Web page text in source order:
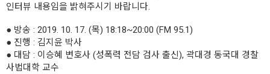
인터뷰 내용임을 밝혀주시기 바랍니다.
● 방송 : 2019. 10. 17. (목) 18:18~20:00 (FM 95.1)
● 진행 : 김지윤 박사
● 대담 : 이승혜 변호사 (성폭력 전담 검사 출신), 곽대경 동국대 경찰
사법대학 교수